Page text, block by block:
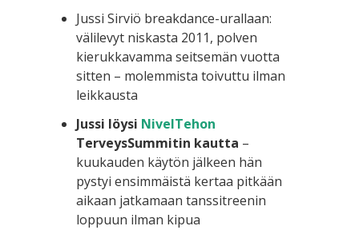
Jussi Sirviö breakdance-urallaan:
välilevyt niskasta 2011, polven
kierukkavamma seitsemän vuotta
sitten – molemmista toivuttu ilman
leikkausta
Jussi löysi NivelTehon
TerveysSummitin kautta –
kuukauden käytön jälkeen hän
pystyi ensimmäistä kertaa pitkään
aikaan jatkamaan tanssitreenin
loppuun ilman kipua